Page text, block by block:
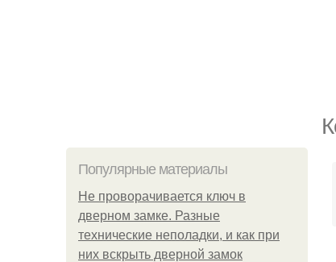
Популярные материалы
Не проворачивается ключ в
дверном замке. Разные
технические неполадки, и как при
них вскрыть дверной замок